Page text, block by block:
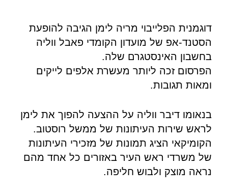
דוגמנית הפלייבוי מריה לימן הגיבה להופעת
הסטנד-אפ של מועדון הקומדי פאבל ווליה
בחשבון האינסטגרם שלה.
הפרסום זכה ליותר מעשרת אלפים לייקים
ומאות תגובות.
בנאומו דיבר ווליה על ההצעה להפוך את לימן
לראש שירות העיתונות של ממשל רוסטוב.
הקומיקאי הציג תמונות של מזכירי העיתונות
של משרדי ראש העיר באזורים כל אחד מהם
נראה מוצק ולבוש חליפה.